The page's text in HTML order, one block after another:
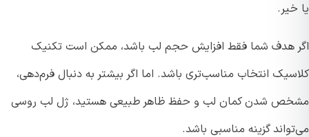
هدف شما فقط افزایش حجم لب باشد، ممکن است تکنیک
انتخاب مناسب‌تری باشد. اما اگر بیشتر به دنبال فرم‌دهی،
شدن کمان لب و حفظ ظاهر طبیعی هستید، ژل لب روسی
گزینه مناسبی باشد.